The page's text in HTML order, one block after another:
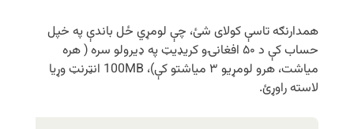
همدارنګه تاسې کولای شئ، چې لومړي ځل باندې په خپل
حساب کې د ۵۰ افغانۍو کریډیټ په ډیرولو سره ( هره
میاشت، هرو لومړیو ۳ میاشتو کې)، 100MB انټرنټ وړیا
لاسته راوړئ.